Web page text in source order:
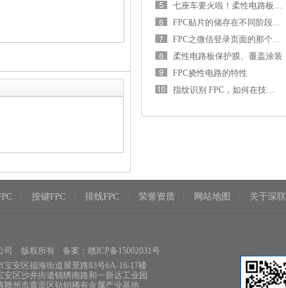
七座车要火啦！柔性电路板厂喜迎二胎开放新政
FPC贴片的储存在不同阶段有哪些要求
FPC之微信登录页面的那个人是谁？谜底终于揭开了！
柔性电路板保护膜、覆盖涂装
FPC挠性电路的特性
指纹识别 FPC，如何在技术浪潮中持续创新突破？
按键FPC 排线FPC 荣誉资质 网站地图 关于深联
司 版权所有
备案：赣ICP备15002031号
安区福海街道展景路83号6A-16-17楼
安区沙井街道锦绣南路和一新达工业园
赣州市章贡区钴钼稀有金属产业基地